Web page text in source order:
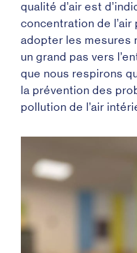
qualité d’air est
concentration de
adopter les mesures
un grand pas vers
que nous respirons
la prévention des
pollution de l’air